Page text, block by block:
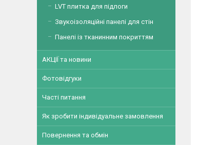
LVT плитка для підлоги
Звукоізоляційні панелі для стін
Панелі із тканинним покриттям
АКЦІЇ та новини
Фотовідгуки
Часті питання
Як зробити індивідуальне замовлення
Повернення та обмін